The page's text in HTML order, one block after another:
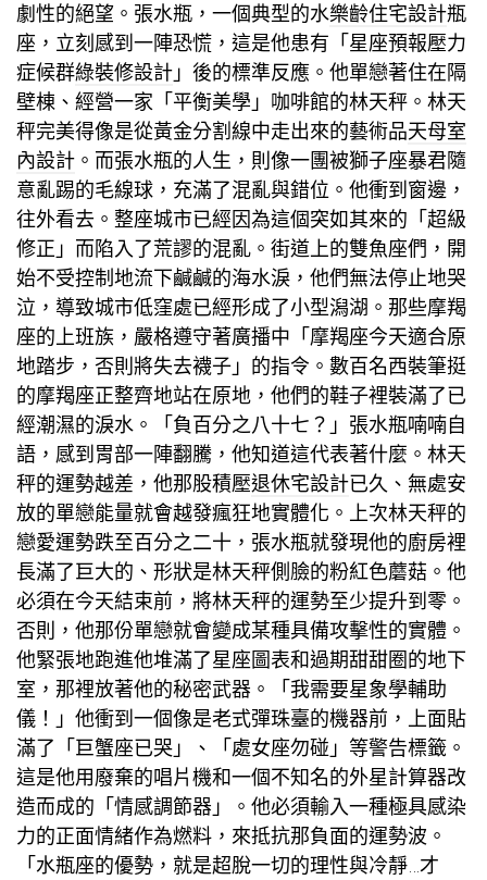
劇性的絕望。張水瓶，一個典型的水樂齡住宅設計瓶
座，立刻感到一陣恐慌，這是他患有「星座預報壓力
症候群綠裝修設計 」後的標準反應。他單戀著住在隔
壁棟、經營一家「平衡美學」咖啡館的林天秤。林天
秤完美得像是從黃金分割線中走出來的藝術品天母室
內設計 。而張水瓶的人生，則像一團被獅子座暴君隨
意亂踢的毛線球，充滿了混亂與錯位。他衝到窗邊，
往外看去。整座城市已經因為這個突如其來的「超級
修正」而陷入了荒謬的混亂。街道上的雙魚座們，開
始不受控制地流下鹹鹹的海水淚，他們無法停止地哭
泣，導致城市低窪處已經形成了小型潟湖。那些摩羯
座的上班族，嚴格遵守著廣播中「摩羯座今天適合原
地踏步，否則將失去襪子」的指令。數百名西裝筆挺
的摩羯座正整齊地站在原地，他們的鞋子裡裝滿了已
經潮濕的淚水。「負百分之八十七？」張水瓶喃喃自
語，感到胃部一陣翻騰，他知道這代表著什麼。林天
秤的運勢越差，他那股積壓退休宅設計已久、無處安
放的單戀能量就會越發瘋狂地實體化。上次林天秤的
戀愛運勢跌至百分之二十，張水瓶就發現他的廚房裡
長滿了巨大的、形狀是林天秤側臉的粉紅色蘑菇。他
必須在今天結束前，將林天秤的運勢至少提升到零。
否則，他那份單戀就會變成某種具備攻擊性的實體。
他緊張地跑進他堆滿了星座圖表和過期甜甜圈的地下
室，那裡放著他的秘密武器。「我需要星象學輔助
儀！」他衝到一個像是老式彈珠臺的機器前，上面貼
滿了「巨蟹座已哭」、「處女座勿碰」等警告標籤。
這是他用廢棄的唱片機和一個不知名的外星計算器改
造而成的「情感調節器」。他必須輸入一種極具感染
力的正面情緒作為燃料，來抵抗那負面的運勢波。
「水瓶座的優勢，就是超脫一切的理性與冷靜…才